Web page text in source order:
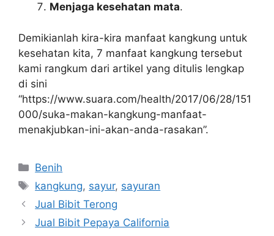
Menjaga kesehatan mata.
Demikianlah kira-kira manfaat kangkung untuk
kesehatan kita, 7 manfaat kangkung tersebut
kami rangkum dari artikel yang ditulis lengkap
di sini
“https://www.suara.com/health/2017/06/28/151
000/suka-makan-kangkung-manfaat-
menakjubkan-ini-akan-anda-rasakan”.
Kategori
Benih
Tag
kangkung, sayur, sayuran
Jual Bibit Terong
Jual Bibit Pepaya California